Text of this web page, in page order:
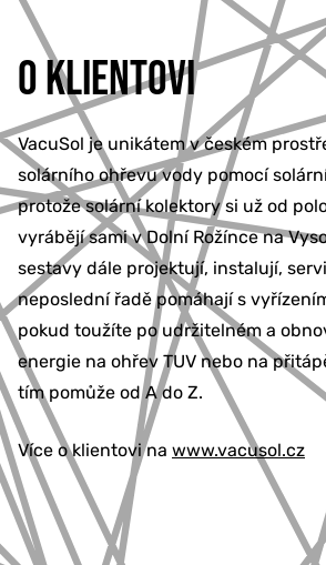
O KLIENTOVI
VacuSol je unikátem v českém
solárního ohřevu vody pomocí
protože solární kolektory si už od
vyrábějí sami v Dolní Rožínce na
sestavy dále projektují, instalují,
neposlední řadě pomáhají s
pokud toužíte po udržitelném a
energie na ohřev TUV nebo na
tím pomůže od A do Z.
Více o klientovi na www.vacusol.cz